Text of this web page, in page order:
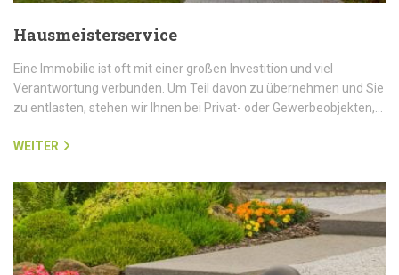
Hausmeisterservice
Eine Immobilie ist oft mit einer großen Investition und viel
Verantwortung verbunden. Um Teil davon zu übernehmen und Sie
zu entlasten, stehen wir Ihnen bei Privat- oder Gewerbeobjekten,…
WEITER